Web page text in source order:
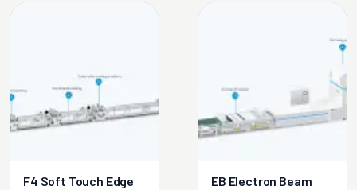
F4 Soft Touch Edge
EB Electron Beam